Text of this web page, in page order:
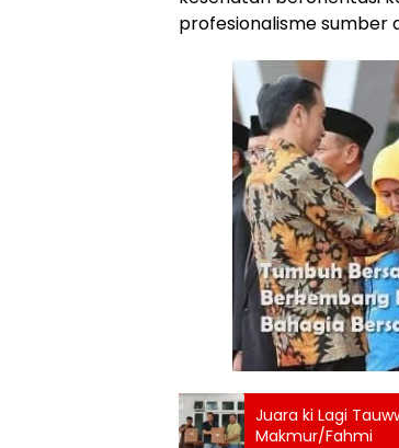
profesionalisme sumber
Juara ki Lagi
Makmur/Fahmi